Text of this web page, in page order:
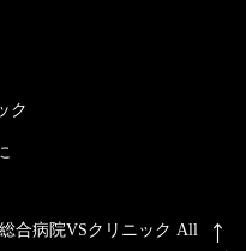
ク
合病院VSクリニック All